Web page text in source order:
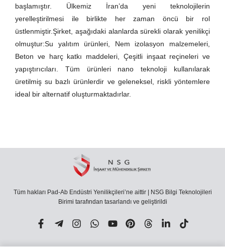
başlamıştır. Ülkemiz İran’da yeni teknolojilerin
yerelleştirilmesi ile birlikte her zaman öncü bir rol
üstlenmiştir.Şirket, aşağıdaki alanlarda sürekli olarak yenilikçi
olmuştur:Su yalıtım ürünleri, Nem izolasyon malzemeleri,
Beton ve harç katkı maddeleri, Çeşitli inşaat reçineleri ve
yapıştırıcıları. Tüm ürünleri nano teknoloji kullanılarak
üretilmiş su bazlı ürünlerdir ve geleneksel, riskli yöntemlere
ideal bir alternatif oluşturmaktadırlar.
Tüm hakları Pad-Ab Endüstri Yenilikçileri’ne aittir | NSG Bilgi Teknolojileri
Birimi tarafından tasarlandı ve geliştirildi